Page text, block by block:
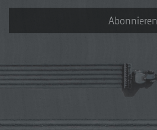
Abonnieren